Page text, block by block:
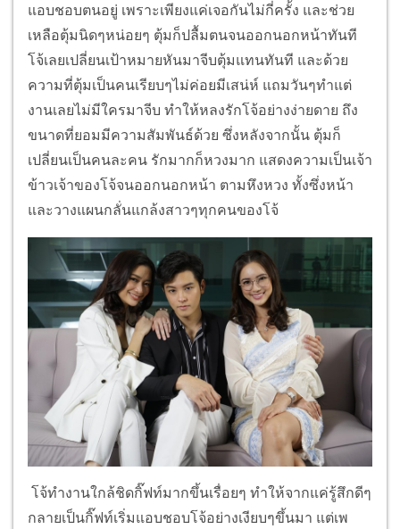
แอบชอบตนอยู่ เพราะเพียงแค่เจอกันไม่กี่ครั้ง และช่วย
เหลือตุ้มนิดๆหน่อยๆ ตุ้มก็ปลื้มตนจนออกนอกหน้าทันที
โจ้เลยเปลี่ยนเป้าหมายหันมาจีบตุ้มแทนทันที และด้วย
ความที่ตุ้มเป็นคนเรียบๆไม่ค่อยมีเสน่ห์ แถมวันๆทำแต่
งานเลยไม่มีใครมาจีบ ทำให้หลงรักโจ้อย่างง่ายดาย ถึง
ขนาดที่ยอมมีความสัมพันธ์ด้วย ซึ่งหลังจากนั้น ตุ้มก็
เปลี่ยนเป็นคนละคน รักมากก็หวงมาก แสดงความเป็นเจ้า
ข้าวเจ้าของโจ้จนออกนอกหน้า ตามหึงหวง ทั้งซึ่งหน้า
และวางแผนกลั่นแกล้งสาวๆทุกคนของโจ้
โจ้ทำงานใกล้ชิดกิ๊ฟท์มากขึ้นเรื่อยๆ ทำให้จากแค่รู้สึกดีๆ
กลายเป็นกิ๊ฟท์เริ่มแอบชอบโจ้อย่างเงียบๆขึ้นมา แต่เพ